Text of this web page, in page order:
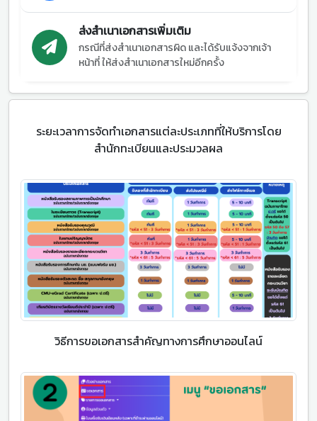
ส่งสำเนาเอกสารเพิ่มเติม
กรณีที่ส่งสำเนาเอกสารผิด และได้รับแจ้งจากเจ้า
หน้าที่ ให้ส่งสำเนาเอกสารใหม่อีกครั้ง
ระยะเวลาการจัดทำเอกสารแต่ละประเภทที่ให้บริการโดย
สำนักทะเบียนและประมวลผล
วิธีการขอเอกสารสำคัญทางการศึกษาออนไลน์